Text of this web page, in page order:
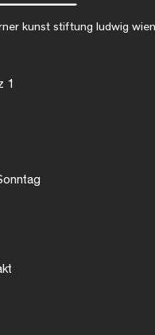
kunst stiftung ludwig wien
1